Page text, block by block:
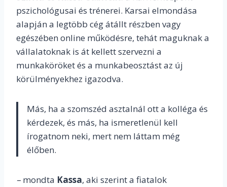
pszichológusai és trénerei. Karsai elmondása
alapján a legtöbb cég átállt részben vagy
egészében online működésre, tehát maguknak a
vállalatoknak is át kellett szervezni a
munkaköröket és a munkabeosztást az új
körülményekhez igazodva.
Más, ha a szomszéd asztalnál ott a kolléga és
kérdezek, és más, ha ismeretlenül kell
írogatnom neki, mert nem láttam még
élőben.
– mondta Kassa, aki szerint a fiatalok